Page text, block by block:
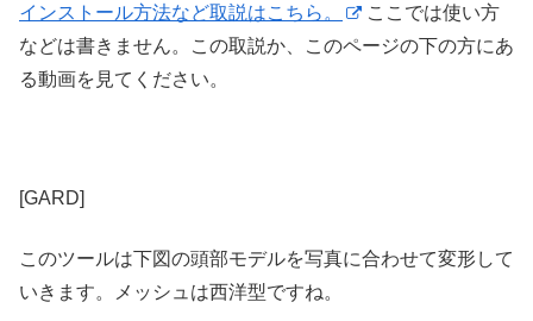
インストール方法など取説はこちら。
ここでは使い方
などは書きません。この取説か、このページの下の方にあ
る動画を見てください。
[GARD]
このツールは下図の頭部モデルを写真に合わせて変形して
いきます。メッシュは西洋型ですね。